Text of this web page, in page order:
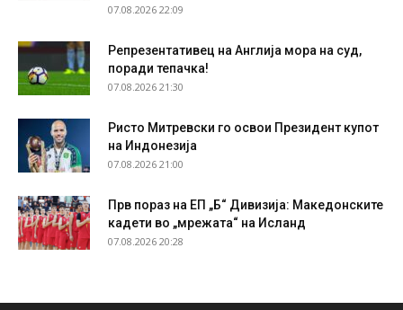
07.08.2026 22:09
Репрезентативец на Англија мора на суд,
поради тепачка!
07.08.2026 21:30
Ристо Митревски го освои Президент купот
на Индонезија
07.08.2026 21:00
Прв пораз на ЕП „Б“ Дивизија: Македонските
кадети во „мрежата“ на Исланд
07.08.2026 20:28